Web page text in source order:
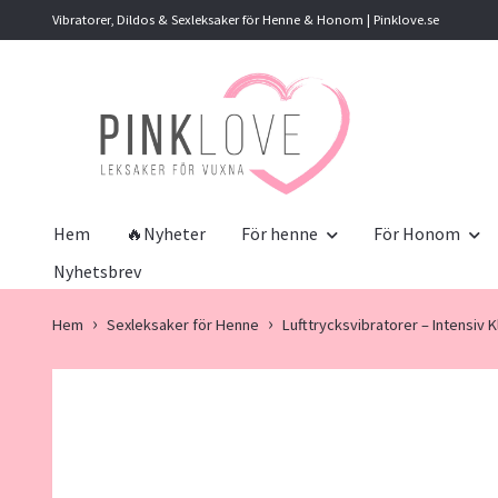
Vibratorer, Dildos & Sexleksaker för Henne & Honom | Pinklove.se
Hem 🔥Nyheter För henne
För Honom
Nyhetsbrev
Hem Sexleksaker för Henne Lufttrycksvibratorer – Intensiv